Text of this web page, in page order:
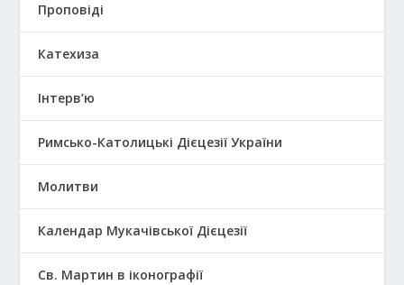
Проповіді
Катехиза
Інтерв’ю
Римсько-Католицькі Дієцезії України
Молитви
Календар Мукачівської Дієцезії
Св. Мартин в іконографії